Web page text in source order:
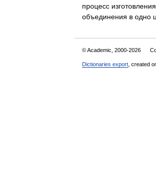
процесс
объединения в одно
© Academic, 2000-2026
Dictionaries export , created